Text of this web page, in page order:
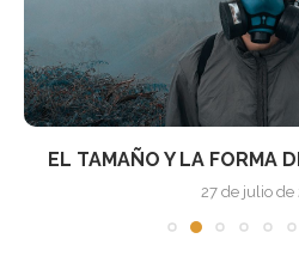
EL TAMAÑO Y LA FORMA
27 de julio de